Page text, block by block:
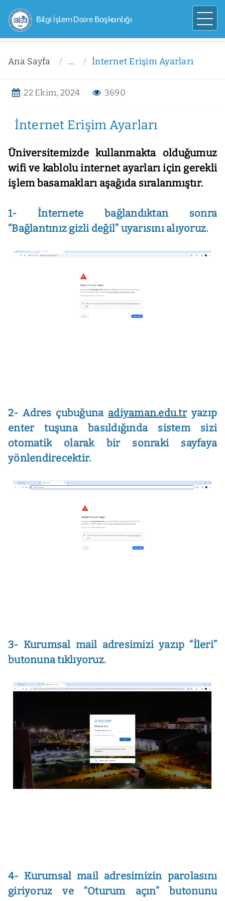
Bilgi İşlem Daire Başkanlığı
Ana Sayfa ... İnternet Erişim Ayarları
22 Ekim, 2024 3690
İnternet Erişim Ayarları
Üniversitemizde kullanmakta olduğumuz
wifi ve kablolu internet ayarları için gerekli
işlem basamakları aşağıda sıralanmıştır.
1- İnternete bağlandıktan sonra
“Bağlantınız gizli değil” uyarısını alıyoruz.
2- Adres çubuğuna adiyaman.edu.tryazıp
enter tuşuna basıldığında sistem sizi
otomatik olarak bir sonraki sayfaya
yönlendirecektir.
3- Kurumsal mail adresimizi yazıp “İleri”
butonuna tıklıyoruz.
4- Kurumsal mail adresimizin parolasını
giriyoruz ve “Oturum açın” butonunu